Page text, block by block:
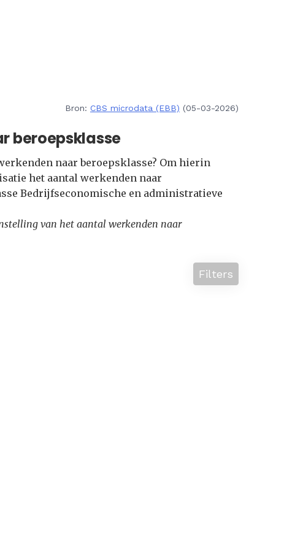
Bron: CBS microdata (EBB) (05-03-2026)
beroepsklasse
naar beroepsklasse? Om hierin
het aantal werkenden naar
Bedrijfseconomische en administratieve
van het aantal werkenden naar
Filters